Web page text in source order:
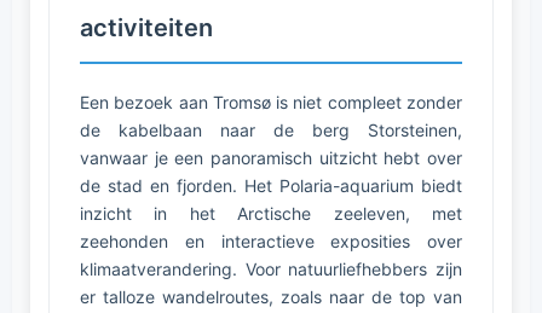
activiteiten
Een bezoek aan Tromsø is niet compleet zonder
de kabelbaan naar de berg Storsteinen,
vanwaar je een panoramisch uitzicht hebt over
de stad en fjorden. Het Polaria-aquarium biedt
inzicht in het Arctische zeeleven, met
zeehonden en interactieve exposities over
klimaatverandering. Voor natuurliefhebbers zijn
er talloze wandelroutes, zoals naar de top van